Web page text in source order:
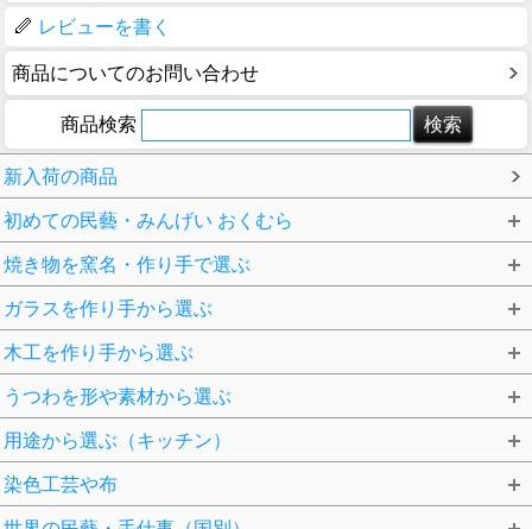
レビューを書く
商品についてのお問い合わせ
商品検索
新入荷の商品
初めての民藝・みんげい おくむら
焼き物を窯名・作り手で選ぶ
ガラスを作り手から選ぶ
木工を作り手から選ぶ
うつわを形や素材から選ぶ
用途から選ぶ（キッチン）
染色工芸や布